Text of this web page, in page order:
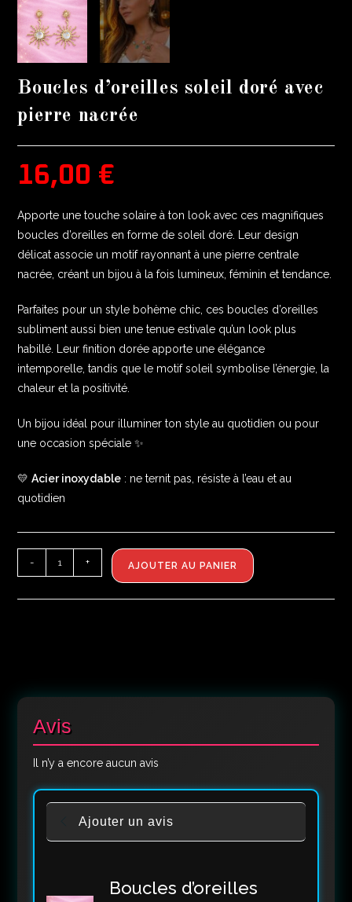
Boucles d’oreilles soleil doré avec
pierre nacrée
16,00 €
Apporte une touche solaire à ton look avec ces magnifiques
boucles d’oreilles en forme de soleil doré. Leur design
délicat associe un motif rayonnant à une pierre centrale
nacrée, créant un bijou à la fois lumineux, féminin et tendance.
Parfaites pour un style bohème chic, ces boucles d’oreilles
subliment aussi bien une tenue estivale qu’un look plus
habillé. Leur finition dorée apporte une élégance
intemporelle, tandis que le motif soleil symbolise l’énergie, la
chaleur et la positivité.
Un bijou idéal pour illuminer ton style au quotidien ou pour
une occasion spéciale ✨
💛Acier inoxydable : ne ternit pas, résiste à l’eau et au
quotidien
- + AJOUTER AU PANIER
Avis
Il n’y a encore aucun avis
Ajouter un avis
Boucles d’oreilles